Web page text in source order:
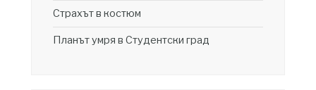
Страхът в костюм
Планът умря в Студентски град